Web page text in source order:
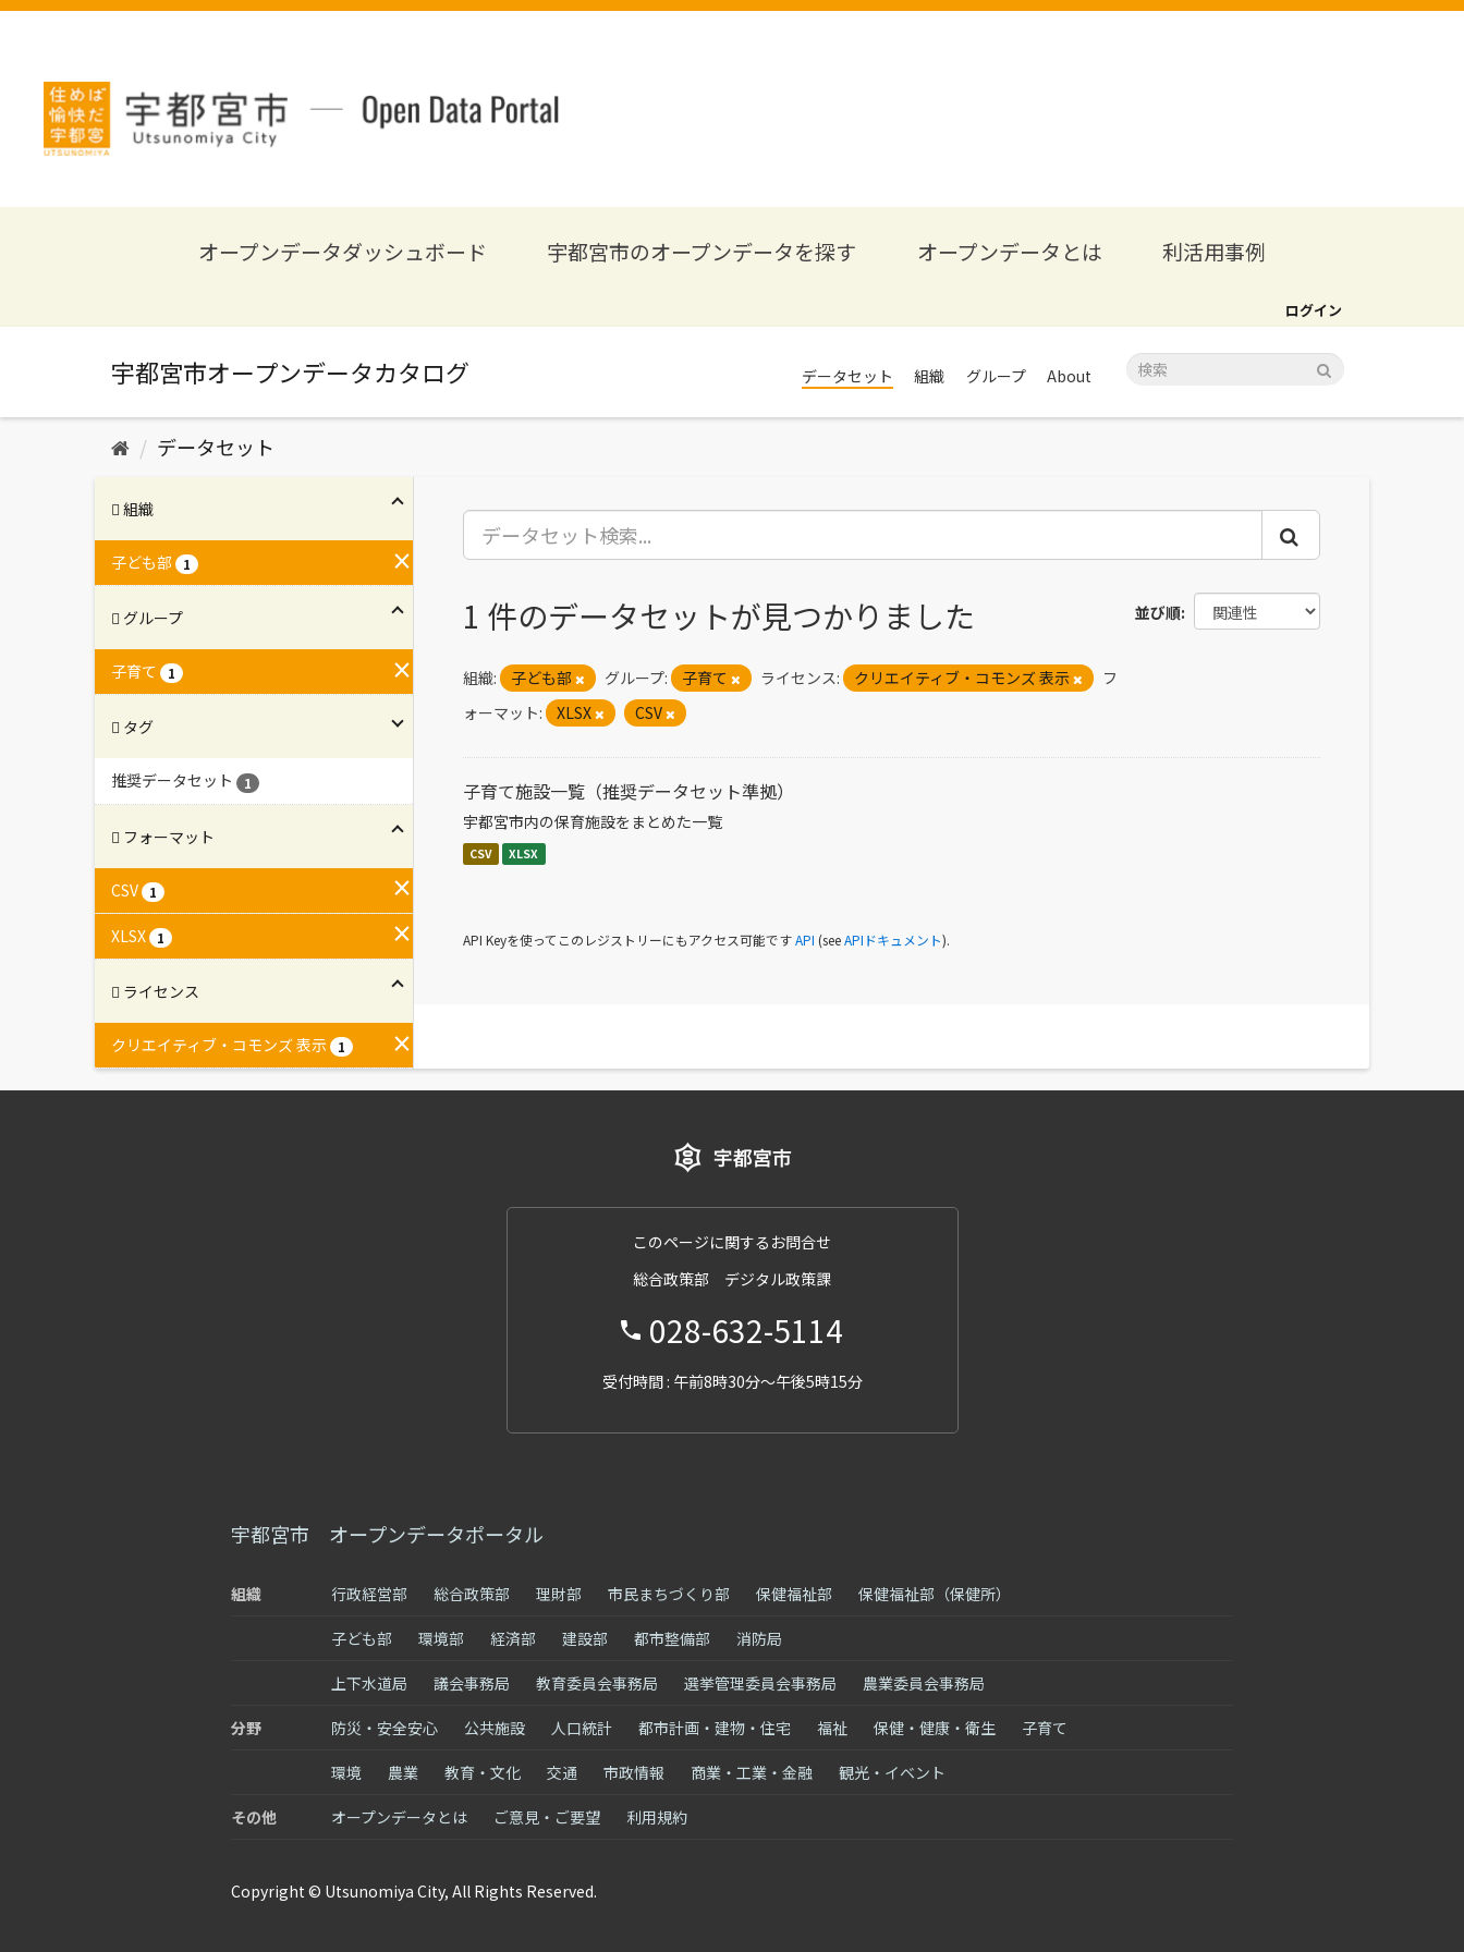
ス
オープンデータダッシュボード 宇都宮市のオープンデータを探す オープンデータとは 利活用事例
ログイン
データセット 組織 グループ About
データセット
組織
子ども部 1
グループ
子育て 1
タグ
推奨データセット 1
フォーマット
CSV 1
XLSX 1
ライセンス
クリエイティブ・コモンズ 表示 1
並び順
1 件のデータセットが見つかりました
組織: 子ども部 グループ: 子育て ライセンス: クリエイティブ・コモンズ 表示
フ
ォーマット:
XLSX CSV
子育て施設一覧（推奨データセット準拠）
宇都宮市内の保育施設をまとめた一覧
CSV XLSX
API Keyを使ってこのレジストリーにもアクセス可能ですAPI (seeAPIドキュメント).
このページに関するお問合せ
総合政策部 デジタル政策課
028-632-5114
受付時間 : 午前8時30分～午後5時15分
宇都宮市 オープンデータポータル
組織 行政経営部 総合政策部 理財部 市民まちづくり部 保健福祉部 保健福祉部（保健所）
子ども部 環境部 経済部 建設部 都市整備部 消防局
上下水道局 議会事務局 教育委員会事務局 選挙管理委員会事務局 農業委員会事務局
分野 防災・安全安心 公共施設 人口統計 都市計画・建物・住宅 福祉 保健・健康・衛生 子育て
環境 農業 教育・文化 交通 市政情報 商業・工業・金融 観光・イベント
その他 オープンデータとは ご意見・ご要望 利用規約
Copyright © Utsunomiya City, All Rights Reserved.